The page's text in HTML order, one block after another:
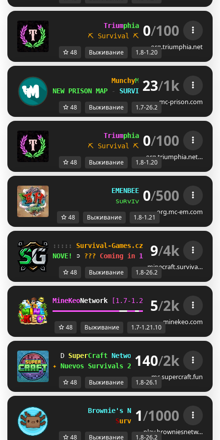
Triumphia
[1.8 / 1.20.x]
⛏ Survival
⛏ ☁ Parkour
0/100
org.triumphia.net
48 Выживание 1.8-1.20
MunchyMC - [ 1.7-26.2
]
NEW PRISON MAP
- SURVIVAL S6 AUG 8th
23/1k
mc-prison.com
48 Выживание 1.7-26.2
Triumphia
[1.8 / 1.20.x]
⛏ Survival
⛏ ☁ Parkour
0/100
org.triumphia.net…
48 Выживание 1.8-1.20
EMENBEE REALMS [1.8 ➠ 1.21
sᴜʀᴠɪᴠᴀʟ ʜᴀs ʙᴇᴇɴ
0/500
org.mc-em.com
48 Выживание 1.8-1.21
::::: Survival-Games.cz ::::: [ 26.2
NOVE! ➲ ??? Coming in 10h 13m
9/4k
minecraft.surviva…
48 Выживание 1.8-26.2
MineKeoNetwork [1.7-1.21.10] TOWNY
━━━━━━━━━━━━━━━━━━━━━━━ SKYBLOCK
5/2k
minekeo.com
48 Выживание 1.7-1.21.10
G SuperCraft Network [1.8-26.1]
✦ Nuevos Survivals 26.1 ·
140/2k
mc.supercraft.fun
48 Выживание 1.8-26.1
Brownie' s N tw ork
[1.8 - 26.2]
Surv va l M ix Season 1
1/1000
play.browniesnetw…
48 Выживание 1.8-26.2